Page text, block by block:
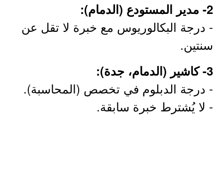
2- مدير المستودع (الدمام):
- درجة البكالوريوس مع خبرة لا تقل عن
سنتين.
3- كاشير (الدمام، جدة):
- درجة الدبلوم في تخصص (المحاسبة).
- لا يُشترط خبرة سابقة.